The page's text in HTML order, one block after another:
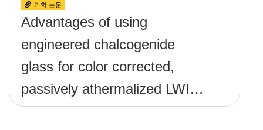
과학 논문
Advantages of using
engineered chalcogenide
glass for color corrected,
passively athermalized LWIR
imaging systems